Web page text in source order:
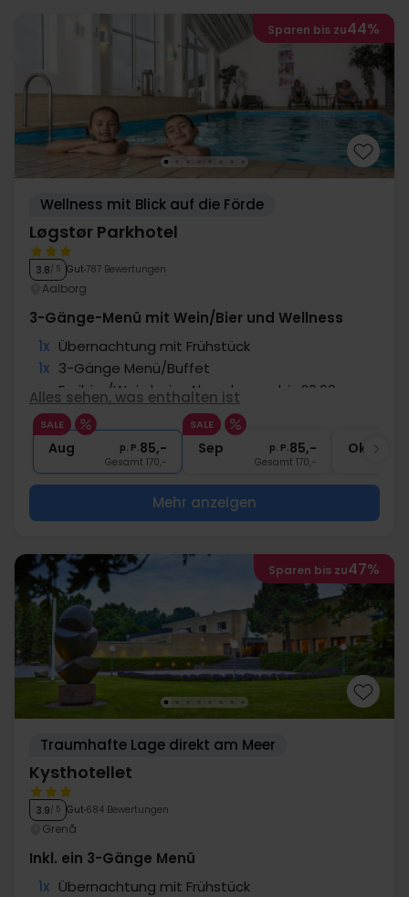
Sparen bis zu44%
Wellness mit Blick auf die Förde
Løgstør Parkhotel
3.8/ 5 Gut 787 Bewertungen
Aalborg
3-Gänge-Menü mit Wein/Bier und Wellness
1x Übernachtung mit Frühstück
1x 3-Gänge Menü/Buffet
∞ Freibier/Wein beim Abendessen bis 20:00
1x Gratiszugang zu Pool & Wellness
∞ Gratis Internet und Parken
Alles sehen, was enthalten ist
SALE
Aug p. P.85,-
Gesamt 170,-
SALE
Sep p. P.85,-
Gesamt 170,-
Okt
Mehr anzeigen
Sparen bis zu47%
Traumhafte Lage direkt am Meer
Kysthotellet
3.9/ 5 Gut 684 Bewertungen
Grenå
Inkl. ein 3-Gänge Menü
1x Übernachtung mit Frühstück